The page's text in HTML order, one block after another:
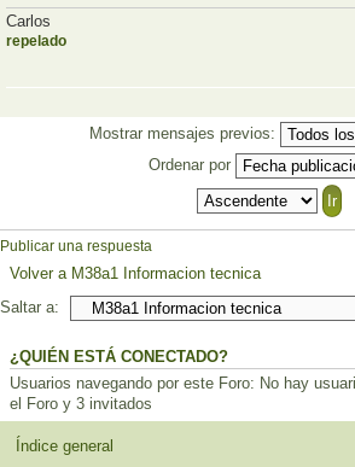
Carlos
repelado
Mostrar mensajes previos:
Ordenar por
Publicar una respuesta
Volver a M38a1 Informacion tecnica
Saltar a:
¿QUIÉN ESTÁ CONECTADO?
Usuarios navegando por este Foro: No hay
el Foro y 3 invitados
Índice general